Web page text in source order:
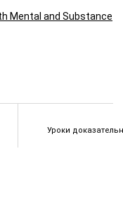
Mental and Substance
Уроки